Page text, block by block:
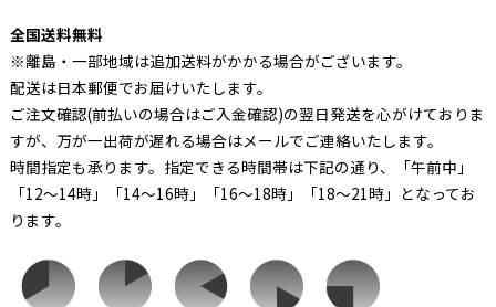
全国送料無料
※離島・一部地域は追加送料がかかる場合がございます。
配送は日本郵便でお届けいたします。
ご注文確認(前払いの場合はご入金確認)の翌日発送を心がけておりま
すが、万が一出荷が遅れる場合はメールでご連絡いたします。
時間指定も承ります。指定できる時間帯は下記の通り、「午前中」
「12～14時」「14～16時」「16～18時」「18～21時」となってお
ります。